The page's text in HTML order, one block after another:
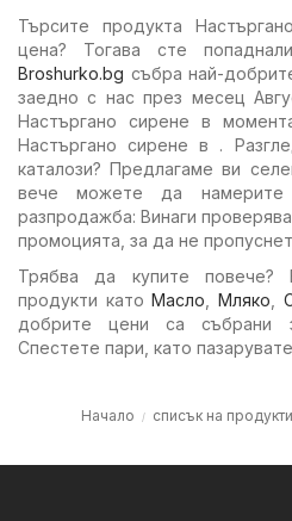
Търсите продукта
цена? Тогава сте
Broshurko.bg събра най-
заедно с нас през месец
Настъргано сирене в
Настъргано сирене в .
каталози? Предлагаме ви
вече можете да намерите
разпродажба: Винаги
промоцията, за да не
Трябва да купите
продукти катоМасло Мляко
добрите цени са
Спестете пари, като
Начало списък на продукти